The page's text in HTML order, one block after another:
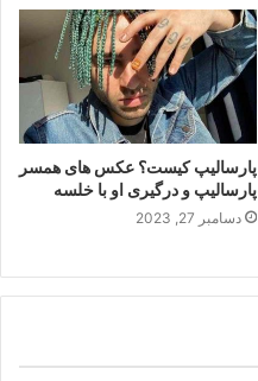
پارسالیپ کیست؟ عکس های همسر
پارسالیپ و درگیری او با خلسه
دسامبر 27, 2023